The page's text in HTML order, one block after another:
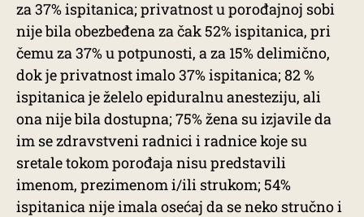
za 37% ispitanica; privatnost u porođajnoj sobi
nije bila obezbeđena za čak 52% ispitanica, pri
čemu za 37% u potpunosti, a za 15% delimično,
dok je privatnost imalo 37% ispitanica; 82 %
ispitanica je želelo epiduralnu anesteziju, ali
ona nije bila dostupna; 75% žena su izjavile da
im se zdravstveni radnici i radnice koje su
sretale tokom porođaja nisu predstavili
imenom, prezimenom i/ili strukom; 54%
ispitanica nije imala osećaj da se neko stručno i